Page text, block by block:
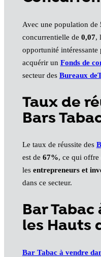
Avec une population de
concurrentielle de 0,07,
opportunité
acquérir un Fonds de
secteur des Bureaux
Taux de
Bars
Le taux de réussite des
est de 67%, ce qui offre
les entrepreneurs et
dans ce secteur.
Bar
les Hauts
Bar Tabac à vendre